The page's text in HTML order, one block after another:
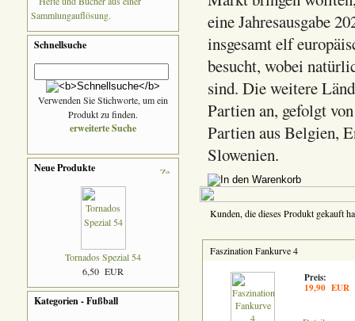
Sammlungauflösung.
Schnellsuche
Verwenden Sie Stichworte, um ein
Produkt zu finden.
erweiterte Suche
Neue Produkte
Tornados Spezial 54
6,50 EUR
Kategorien - Fußball
eine Jahresausgabe
insgesamt elf
besucht, wobei
sind. Die weitere
Partien an, gefolgt
Partien aus Belgien,
Slowenien.
Kunden, die dieses Produkt gekauft
Faszination Fankurve 4
Preis:
19,90 EUR